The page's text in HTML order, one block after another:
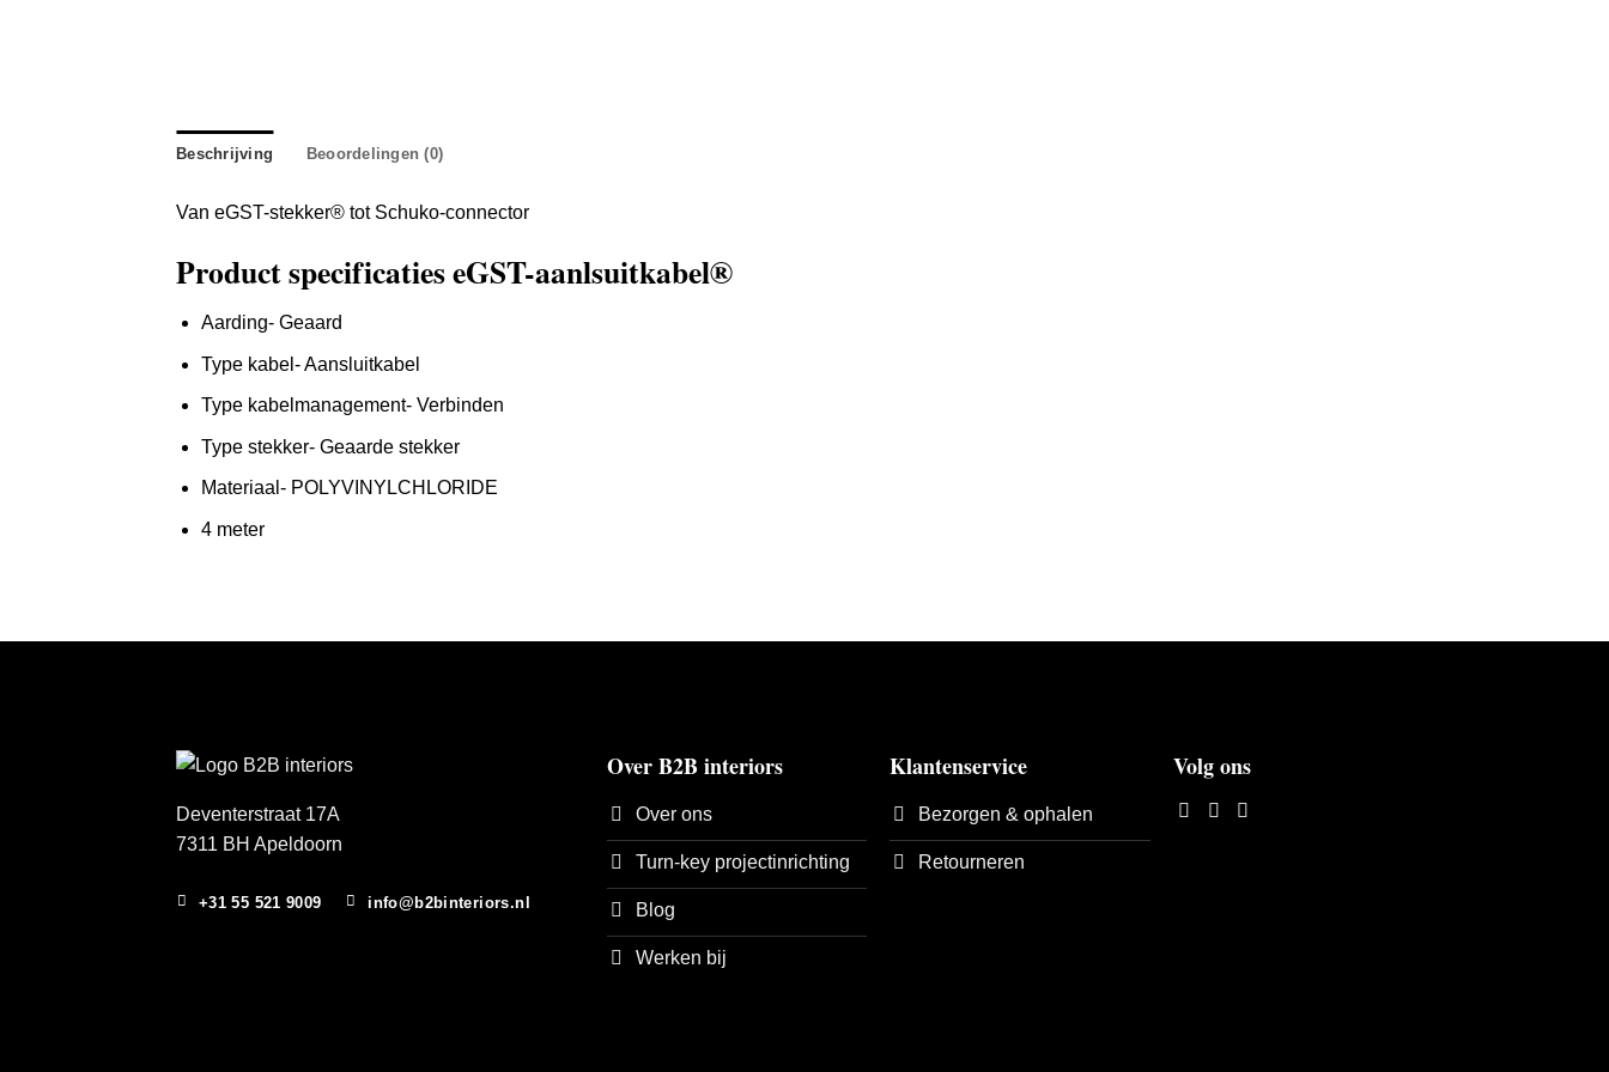
Beschrijving Beoordelingen (0)
Van eGST-stekker® tot Schuko-connector
Product specificaties eGST-aanlsuitkabel®
Aarding- Geaard
Type kabel- Aansluitkabel
Type kabelmanagement- Verbinden
Type stekker- Geaarde stekker
Materiaal- POLYVINYLCHLORIDE
4 meter
Deventerstraat 17A
7311 BH Apeldoorn
+31 55 521 9009 info@b2binteriors.nl
Over B2B interiors
Over ons
Turn-key projectinrichting
Blog
Werken bij
Klantenservice
Bezorgen & ophalen
Retourneren
Volg ons